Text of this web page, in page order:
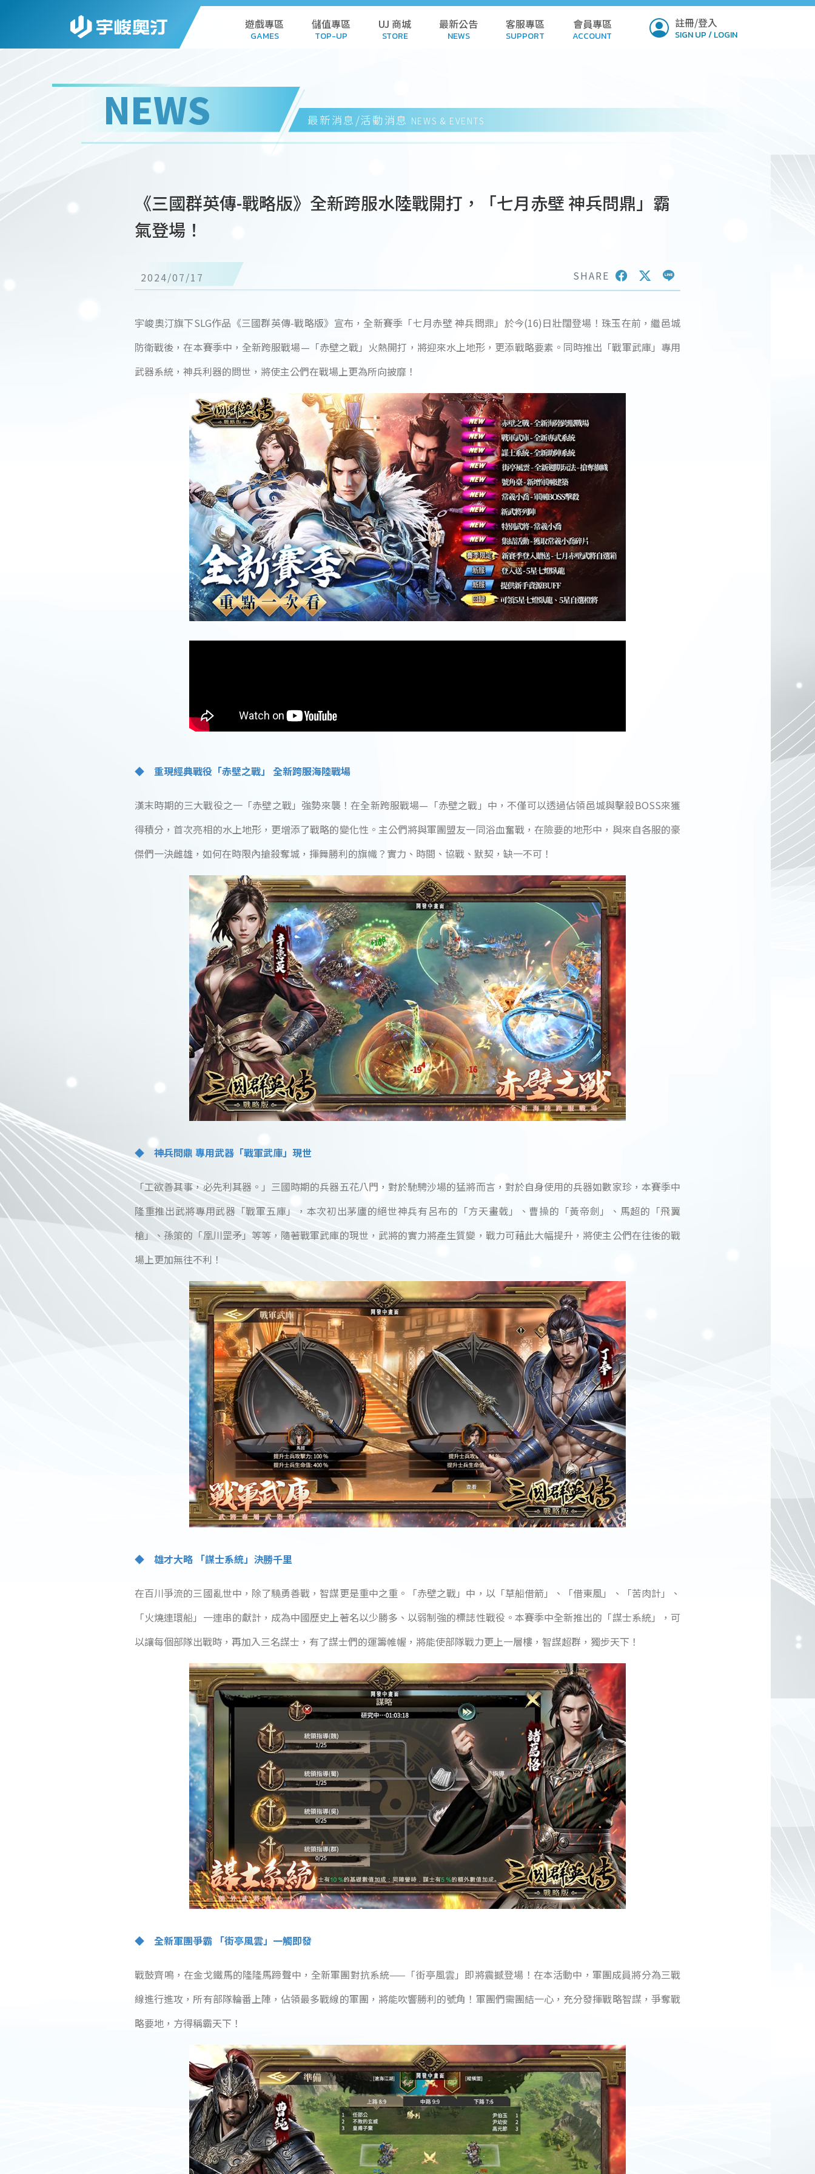
遊戲專區
GAMES
GAMES
PC GAMES
儲值專區
TOP-UP
HISTORY
UJ 商城
STORE
CART
REDEEM CODE
最新公告
NEWS
客服專區
SUPPORT
FAQ
會員專區
ACCOUNT
SETTINGS
註冊/登入
SIGN UP / LOGIN
NEWS 最新消息/活動消息 NEWS & EVENTS
《三國群英傳-戰略版》全新跨服水陸戰開打，「七月赤壁 神兵問鼎」霸
氣登場！
2024/07/17 SHARE
宇峻奧汀旗下SLG作品《三國群英傳-戰略版》宣布，全新賽季「七月赤壁 神兵問鼎」於今(16)日壯闊登場！珠玉在前，繼邑城
防衛戰後，在本賽季中，全新跨服戰場—「赤壁之戰」火熱開打，將迎來水上地形，更添戰略要素。同時推出「戰軍武庫」專用
武器系統，神兵利器的問世，將使主公們在戰場上更為所向披靡！
◆ 重現經典戰役「赤壁之戰」 全新跨服海陸戰場
漢末時期的三大戰役之一「赤壁之戰」強勢來襲！在全新跨服戰場—「赤壁之戰」中，不僅可以透過佔領邑城與擊殺BOSS來獲
得積分，首次亮相的水上地形，更增添了戰略的變化性。主公們將與軍團盟友一同浴血奮戰，在險要的地形中，與來自各服的豪
傑們一決雌雄，如何在時限內搶殺奪城，揮舞勝利的旗幟？實力、時間、協戰、默契，缺一不可！
◆ 神兵問鼎 專用武器「戰軍武庫」現世
「工欲善其事，必先利其器。」三國時期的兵器五花八門，對於馳騁沙場的猛將而言，對於自身使用的兵器如數家珍，本賽季中
隆重推出武將專用武器「戰軍五庫」，本次初出茅廬的絕世神兵有呂布的「方天畫戟」、曹操的「黃帝劍」、馬超的「飛翼
槍」、孫策的「凰川罡矛」等等，隨著戰軍武庫的現世，武將的實力將產生質變，戰力可藉此大幅提升，將使主公們在往後的戰
場上更加無往不利！
◆ 雄才大略 「謀士系統」決勝千里
在百川爭流的三國亂世中，除了驍勇善戰，智謀更是重中之重。「赤壁之戰」中，以「草船借箭」、「借東風」、「苦肉計」、
「火燒連環船」一連串的獻計，成為中國歷史上著名以少勝多、以弱制強的標誌性戰役。本賽季中全新推出的「謀士系統」，可
以讓每個部隊出戰時，再加入三名謀士，有了謀士們的運籌帷幄，將能使部隊戰力更上一層樓，智謀超群，獨步天下！
◆ 全新軍團爭霸 「街亭風雲」一觸即發
戰鼓齊鳴，在金戈鐵馬的隆隆馬蹄聲中，全新軍團對抗系統——「街亭風雲」即將震撼登場！在本活動中，軍團成員將分為三戰
線進行進攻，所有部隊輪番上陣，佔領最多戰線的軍團，將能吹響勝利的號角！軍團們需團結一心，充分發揮戰略智謀，爭奪戰
略要地，方得稱霸天下！